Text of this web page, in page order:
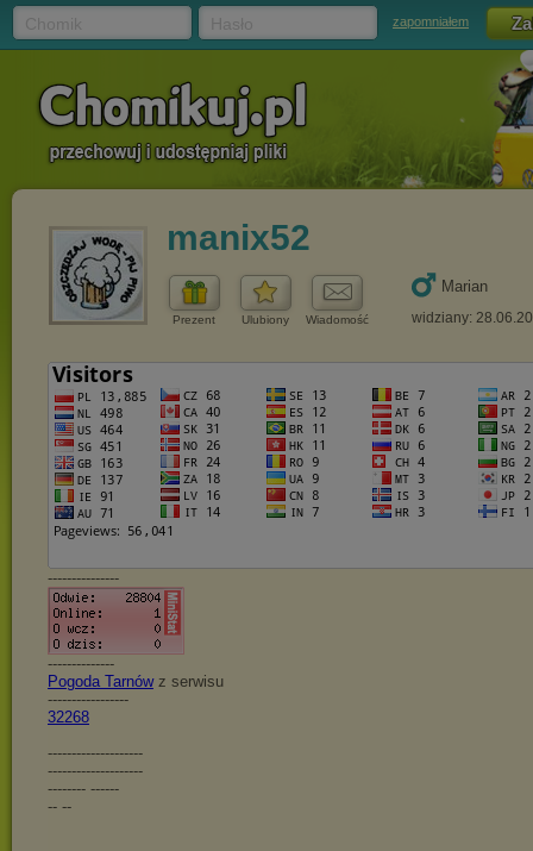
zapomniałem
manix52
Prezent Ulubiony Wiadomość
Marian
widziany: